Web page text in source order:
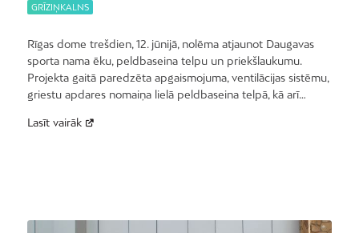
GRĪZIŅKALNS
Rīgas dome trešdien, 12. jūnijā, nolēma atjaunot Daugavas
sporta nama ēku, peldbaseina telpu un priekšlaukumu.
Projekta gaitā paredzēta apgaismojuma, ventilācijas sistēmu,
griestu apdares nomaiņa lielā peldbaseina telpā, kā arī…
Lasīt vairāk